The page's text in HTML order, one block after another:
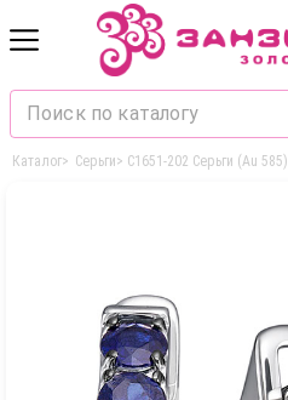
Каталог> Серьги> С1651-202 Серьги (Au 585)